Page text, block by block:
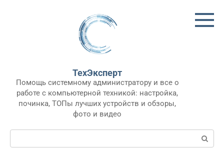
ТехЭксперт
Помощь системному администратору и все о
работе с компьютерной техникой: настройка,
починка, ТОПы лучших устройств и обзоры,
фото и видео
Поиск: